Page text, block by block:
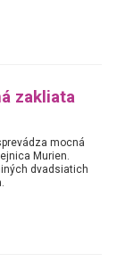
zakliata
mocná
Murien.
dvadsiatich